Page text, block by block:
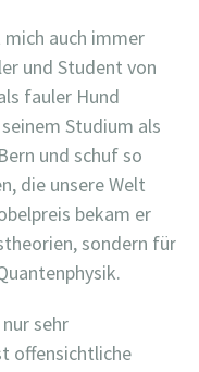
auch immer
und Student von
fauler Hund
Studium als
und schuf so
die unsere Welt
bekam er
sondern für
sehr
offensichtliche